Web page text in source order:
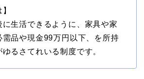
に生活できるように、家具や家
需品や現金99万円以下、を所持
るさてれいる制度です。